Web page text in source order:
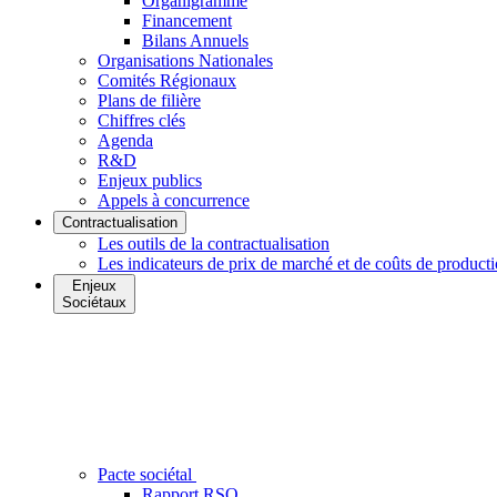
Financement
Bilans Annuels
Organisations Nationales
Comités Régionaux
Plans de filière
Chiffres clés
Agenda
R&D
Enjeux publics
Appels à concurrence
Contractualisation
Les outils de la contractualisation
Les indicateurs de prix de marché et de coûts de
Enjeux
Sociétaux
Pacte sociétal